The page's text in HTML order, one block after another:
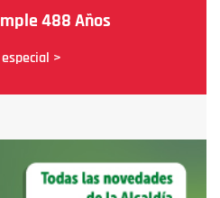
488 Años
>